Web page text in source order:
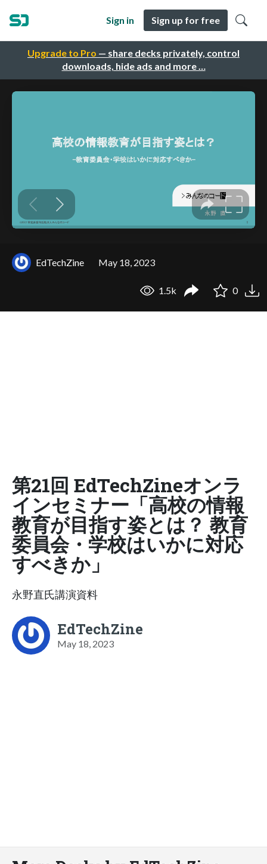
Upgrade to Pro — share decks privately, control
downloads, hide ads and more …
Sign in Sign up for free
EdTechZine May 18, 2023
1.5k 0
第21回 EdTechZineオンラ
インセミナー「高校の情報
教育が目指す姿とは？ 教育
委員会・学校はいかに対応
すべきか」
永野直氏講演資料
EdTechZine
May 18, 2023